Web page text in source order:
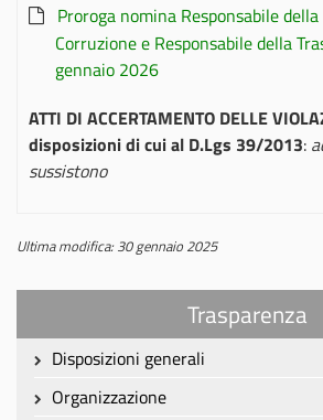
Proroga nomina Responsabile
Corruzione e Responsabile della
gennaio 2026
ATTI DI ACCERTAMENTO DELLE
disposizioni di cui al D.Lgs 39/2013:
sussistono
Ultima modifica: 30 gennaio 2025
Trasparenza
Disposizioni generali
Organizzazione